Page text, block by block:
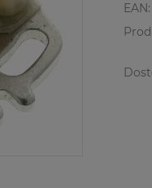
EAN: